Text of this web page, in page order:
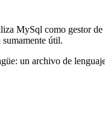
MySql como gestor
útil.
un archivo de